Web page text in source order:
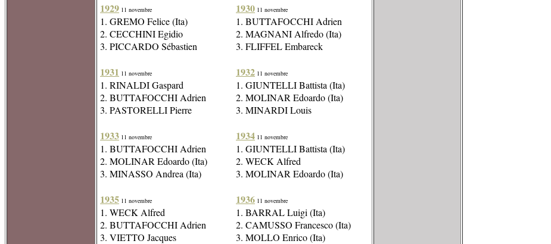
1929 11 novembre
1. GREMO Felice (Ita)
2. CECCHINI Egidio
3. PICCARDO Sébastien
1931 11 novembre
1. RINALDI Gaspard
2. BUTTAFOCCHI Adrien
3. PASTORELLI Pierre
1933 11 novembre
1. BUTTAFOCCHI Adrien
2. MOLINAR Edoardo (Ita)
3. MINASSO Andrea (Ita)
1935 11 novembre
1. WECK Alfred
2. BUTTAFOCCHI Adrien
3. VIETTO Jacques
1930 11 novembre
1. BUTTAFOCCHI Adrien
2. MAGNANI Alfredo (Ita)
3. FLIFFEL Embareck
1932 11 novembre
1. GIUNTELLI Battista (Ita)
2. MOLINAR Edoardo (Ita)
3. MINARDI Louis
1934 11 novembre
1. GIUNTELLI Battista (Ita)
2. WECK Alfred
3. MOLINAR Edoardo (Ita)
1936 11 novembre
1. BARRAL Luigi (Ita)
2. CAMUSSO Francesco (Ita)
3. MOLLO Enrico (Ita)